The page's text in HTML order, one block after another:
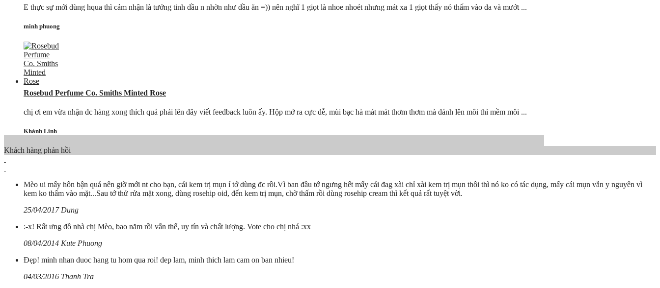
E thực sự mới dùng hqua thì cảm nhận là tưởng tinh dầu n nhờn như dầu ăn =)) nên nghĩ 1 giọt là nhoe nhoét nhưng mát xa 1 giọt thấy nó thấm vào da và mướt ...
minh phuong
Rosebud Perfume Co. Smiths Minted Rose
chị ơi em vừa nhận đc hàng xong thích quá phải lên đây viết feedback luôn ấy. Hộp mở ra cực dễ, mùi bạc hà mát mát thơm thơm mà đánh lên môi thì mềm môi ...
Khánh Linh
Khách hàng phản hồi
Mèo ui mấy hôn bận quá nên giờ mới nt cho bạn, cái kem trị mụn í tớ dùng đc rồi.Vì ban đầu tớ ngưng hết mấy cái đag xài chỉ xài kem trị mụn thôi thì nó ko có tác dụng, mấy cái mụn vẫn y nguyên vì
kem ko thấm vào mặt...Sau tớ thử rửa mặt xong, dùng rosehip oid, đến kem trị mụn, chờ thấm rồi dùng rosehip cream thì kết quả rất tuyệt vời.
25/04/2017 Dung
:-x! Rất ưng đồ nhà chị Mèo, bao năm rồi vẫn thế, uy tín và chất lượng. Vote cho chị nhá :xx
08/04/2014 Kute Phuong
Đẹp! minh nhan duoc hang tu hom qua roi! dep lam, minh thich lam cam on ban nhieu!
04/03/2016 Thanh Tra